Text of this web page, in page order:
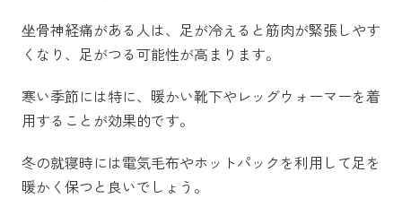
坐骨神経痛がある人は、足が冷えると筋肉が緊張しやす
くなり、足がつる可能性が高まります。
寒い季節には特に、暖かい靴下やレッグウォーマーを着
用することが効果的です。
冬の就寝時には電気毛布やホットパックを利用して足を
暖かく保つと良いでしょう。